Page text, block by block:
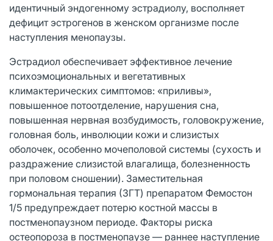
идентичный эндогенному эстрадиолу, восполняет
дефицит эстрогенов в женском организме после
наступления менопаузы.
Эстрадиол обеспечивает эффективное лечение
психоэмоциональных и вегетативных
климактерических симптомов: «приливы»,
повышенное потоотделение, нарушения сна,
повышенная нервная возбудимость, головокружение,
головная боль, инволюции кожи и слизистых
оболочек, особенно мочеполовой системы (сухость и
раздражение слизистой влагалища, болезненность
при половом сношении). Заместительная
гормональная терапия (ЗГТ) препаратом Фемостон
1/5 предупреждает потерю костной массы в
постменопаузном периоде. Факторы риска
остеопороза в постменопаузе — раннее наступление